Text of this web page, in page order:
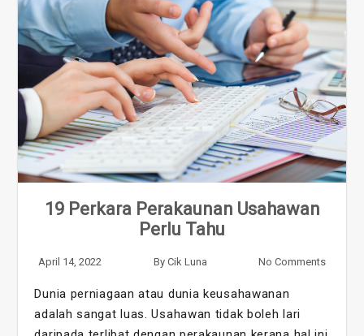
19 Perkara Perakaunan Usahawan
Perlu Tahu
April 14, 2022 By Cik Luna No Comments
Dunia perniagaan atau dunia keusahawanan
adalah sangat luas. Usahawan tidak boleh lari